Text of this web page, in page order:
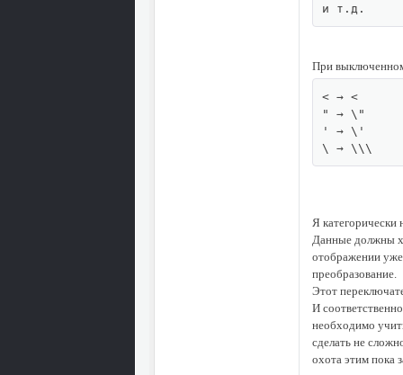
и т.д.
При
< → <
" → \"
' → \'
\ → \\\
Я категорически
Данные должны
отображении
преобразование.
Этот
И
необходимо
сделать не
охота этим пока